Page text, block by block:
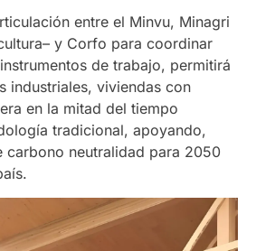
entre el Minvu, Minagri
y Corfo para coordinar
de trabajo, permitirá
industriales, viviendas con
en la mitad del tiempo
tradicional, apoyando,
carbono neutralidad para 2050